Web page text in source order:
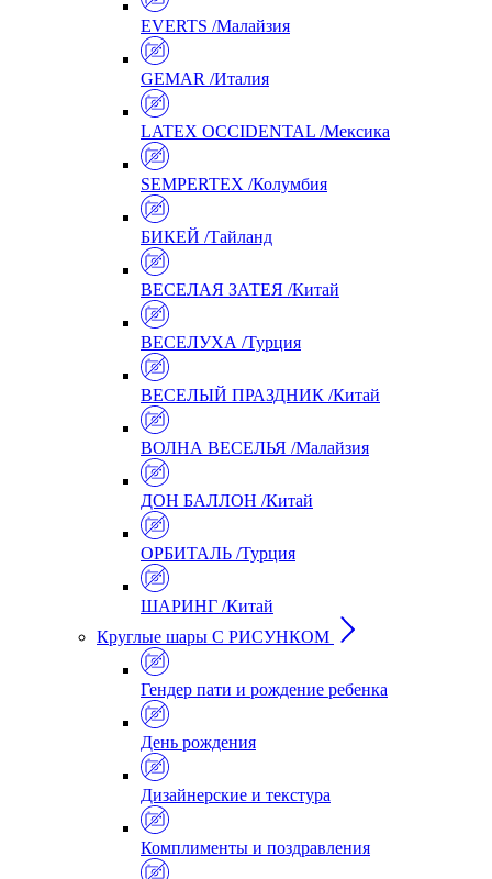
EVERTS /Малайзия
GEMAR /Италия
LATEX OCCIDENTAL /Мексика
SEMPERTEX /Колумбия
БИКЕЙ /Тайланд
ВЕСЕЛАЯ ЗАТЕЯ /Китай
ВЕСЕЛУХА /Турция
ВЕСЕЛЫЙ ПРАЗДНИК /Китай
ВОЛНА ВЕСЕЛЬЯ /Малайзия
ДОН БАЛЛОН /Китай
ОРБИТАЛЬ /Турция
ШАРИНГ /Китай
Круглые шары С РИСУНКОМ
Гендер пати и рождение ребенка
День рождения
Дизайнерские и текстура
Комплименты и поздравления